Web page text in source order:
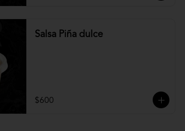
Salsa Piña dulce
$600